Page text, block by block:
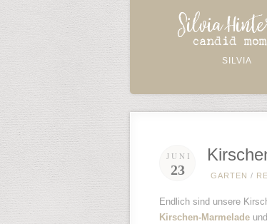
SILVIA
JUNI
23 GARTEN /
Endlich sind unsere
Kirschen-Marmelade und